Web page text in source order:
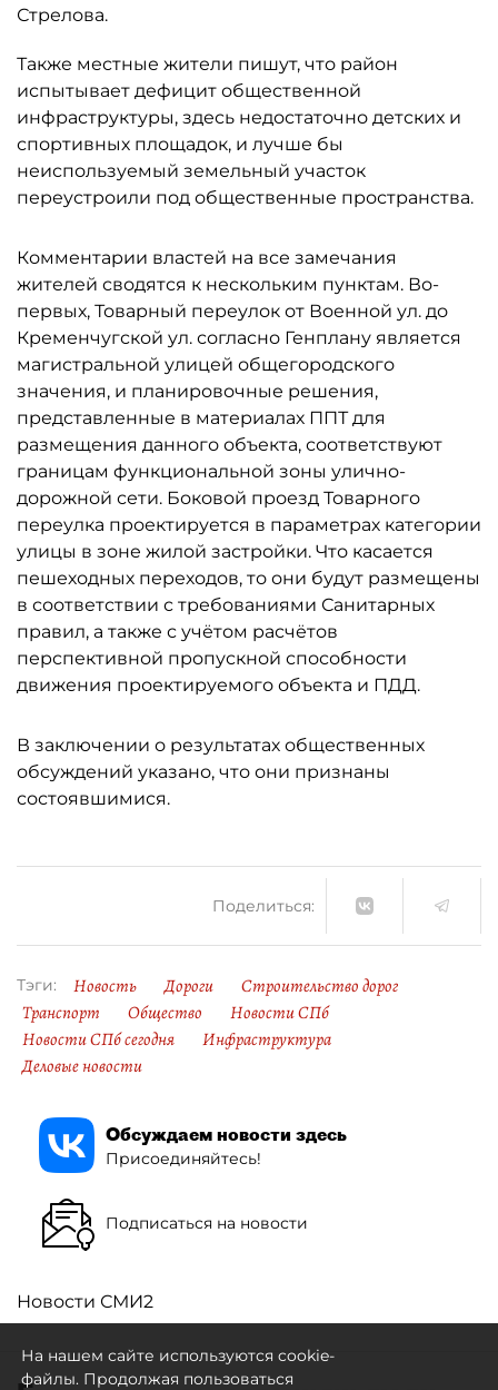
Стрелова.
Также местные жители пишут, что район
испытывает дефицит общественной
инфраструктуры, здесь недостаточно детских и
спортивных площадок, и лучше бы
неиспользуемый земельный участок
переустроили под общественные пространства.
Комментарии властей на все замечания
жителей сводятся к нескольким пунктам. Во-
первых, Товарный переулок от Военной ул. до
Кременчугской ул. согласно Генплану является
магистральной улицей общегородского
значения, и планировочные решения,
представленные в материалах ППТ для
размещения данного объекта, соответствуют
границам функциональной зоны улично-
дорожной сети. Боковой проезд Товарного
переулка проектируется в параметрах категории
улицы в зоне жилой застройки. Что касается
пешеходных переходов, то они будут размещены
в соответствии с требованиями Санитарных
правил, а также с учётом расчётов
перспективной пропускной способности
движения проектируемого объекта и ПДД.
В заключении о результатах общественных
обсуждений указано, что они признаны
состоявшимися.
Поделиться:
Тэги: Новость Дороги
Строительство дорог
Транспорт
Общество
Новости СПб
Новости СПб сегодня
Инфраструктура
Деловые новости
Обсуждаем новости здесь
Присоединяйтесь!
Подписаться на новости
Новости СМИ2
На нашем сайте используются cookie-
файлы. Продолжая пользоваться